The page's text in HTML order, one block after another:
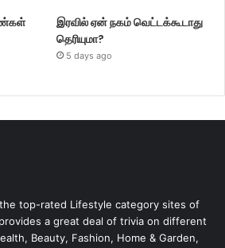
இரவில் ஏன் நகம் வெட்டக்கூடாது
தெரியுமா?
5 days ago
top-rated Lifestyle category sites of
a great deal of trivia on different
Beauty, Fashion, Home & Garden,